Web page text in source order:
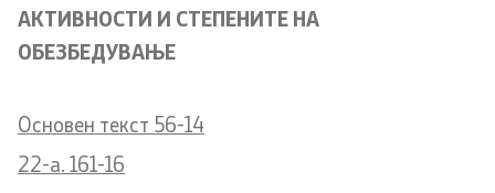
АКТИВНОСТИ И СТЕПЕНИТЕ НА
ОБЕЗБЕДУВАЊЕ
Основен текст 56-14
22-a. 161-16